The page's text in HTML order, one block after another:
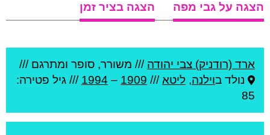
הצגה על גבי מפה
הצגה בציר זמן
ארד (רודניק) צבי יהודה /// משורר, סופר ומתרגם ///
נולד בוילנה, ליטא ///
1909
–
1994 /// גיל פטירה:
85